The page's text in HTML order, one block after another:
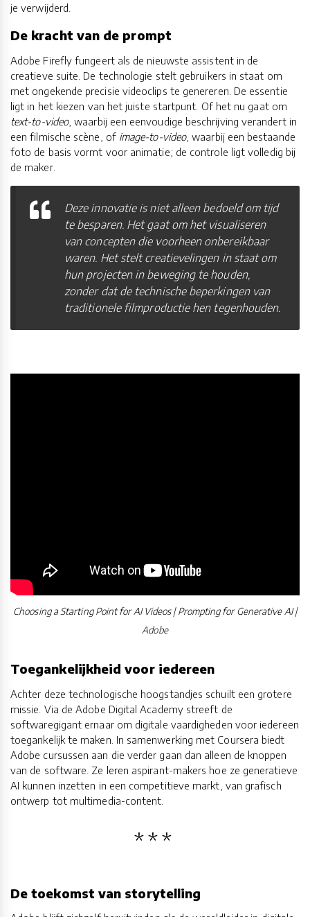
je verwijderd.
De kracht van de prompt
Adobe Firefly fungeert als de nieuwste assistent in de
creatieve suite. De technologie stelt gebruikers in staat om
met ongekende precisie videoclips te genereren. De essentie
ligt in het kiezen van het juiste startpunt. Of het nu gaat om
text-to-video, waarbij een eenvoudige beschrijving verandert in
een filmische scène, of image-to-video, waarbij een bestaande
foto de basis vormt voor animatie; de controle ligt volledig bij
de maker.
Deze innovatie is niet alleen bedoeld om tijd
te besparen. Het gaat om het visualiseren
van concepten die voorheen onbereikbaar
waren. Het stelt creatievelingen in staat om
hun projecten in beweging te houden,
zonder dat de technische beperkingen van
traditionele filmproductie hen tegenhouden.
Choosing a Starting Point for AI Videos | Prompting for Generative AI |
Adobe
Toegankelijkheid voor iedereen
Achter deze technologische hoogstandjes schuilt een grotere
missie. Via de Adobe Digital Academy streeft de
softwaregigant ernaar om digitale vaardigheden voor iedereen
toegankelijk te maken. In samenwerking met Coursera biedt
Adobe cursussen aan die verder gaan dan alleen de knoppen
van de software. Ze leren aspirant-makers hoe ze generatieve
AI kunnen inzetten in een competitieve markt, van grafisch
ontwerp tot multimedia-content.
De toekomst van storytelling